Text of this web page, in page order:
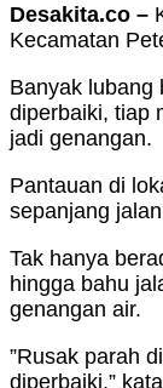
Desakita.co –
Kecamatan
Banyak lubang
diperbaiki, tiap
jadi genangan.
Pantauan di
sepanjang
Tak hanya
hingga bahu
genangan air.
”Rusak parah
diperbaiki,”